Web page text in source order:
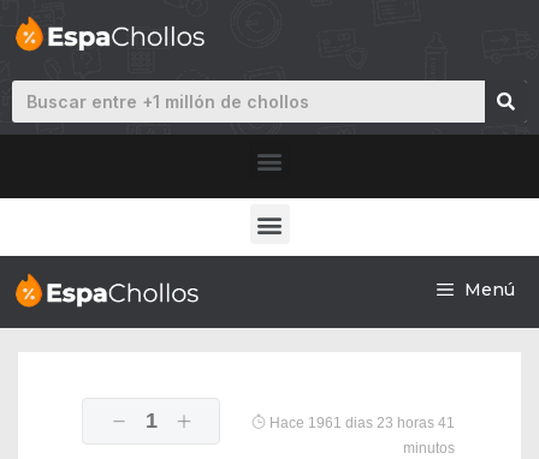
Menú
1
Hace 1961 dias 23 horas 41
minutos